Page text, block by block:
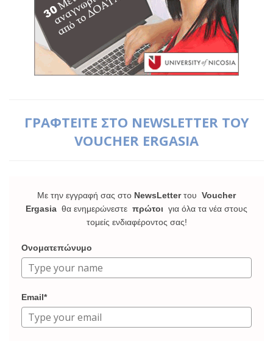
ΓΡΑΦΤΕΙΤΕ ΣΤΟ NEWSLETTER ΤΟΥ
VOUCHER ERGASIA
Με την εγγραφή σας στο NewsLetterτου Voucher
Ergasia θα ενημερώνεστε πρώτοι για όλα τα νέα στους
τομείς ενδιαφέροντος σας!
Ονοματεπώνυμο
Email*